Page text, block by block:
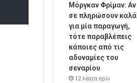
Μόργκαν Φρίμαν: Αν
σε πληρώσουν καλά
για μία παραγωγή,
τότε παραβλέπεις
κάποιες από τις
αδυναμίες του
σεναρίου
12 λεπτά πρίν